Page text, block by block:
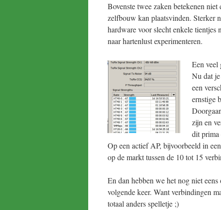
Bovenste twee zaken betekenen
zelfbouw kan plaatsvinden. Sterker
hardware voor slecht enkele tientjes
naar hartenlust experimenteren.
Een veel
Nu dat
een
ernstige
zijn en
dit prima
Op een actief AP, bijvoorbeeld in
op de markt tussen de 10 tot 15
En dan hebben we het nog niet eens
volgende keer. Want verbindingen
totaal anders spelletje ;)